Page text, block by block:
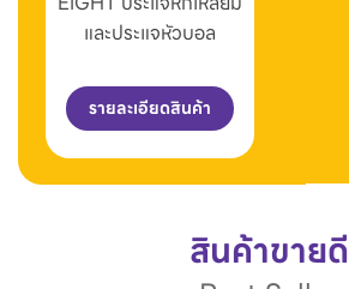
และประแจหัวบอล
รายละเอียดสินค้า
สินค้าขายดี